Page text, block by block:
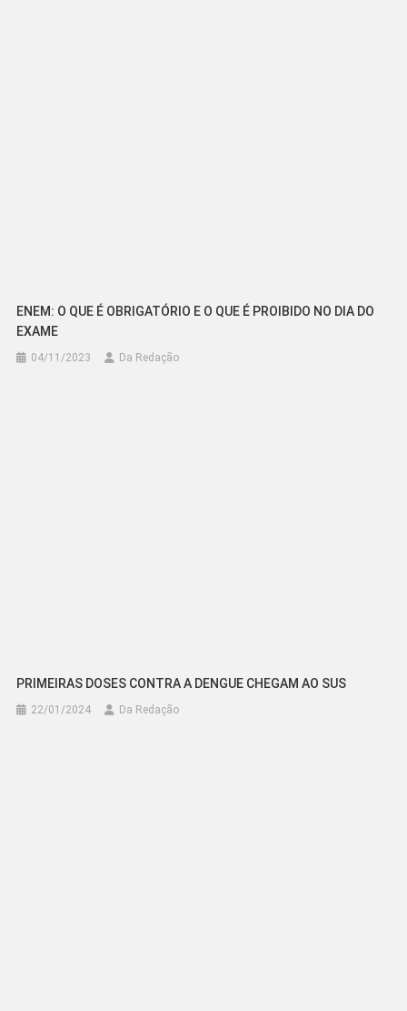
ENEM: O QUE É OBRIGATÓRIO E O QUE É PROIBIDO NO DIA DO
EXAME
04/11/2023 Da Redação
PRIMEIRAS DOSES CONTRA A DENGUE CHEGAM AO SUS
22/01/2024 Da Redação